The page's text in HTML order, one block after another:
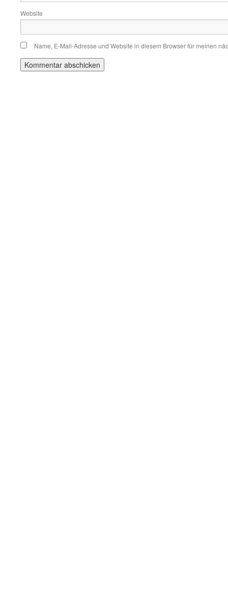
Website
Name, E-Mail-Adresse und Website in diesem Browser für meinen